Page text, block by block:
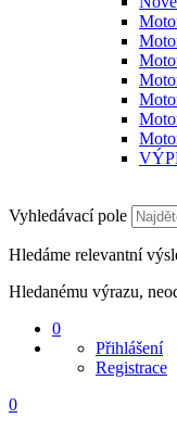
Vyhledávací pole
Hledáme relevantní
Hledanému výrazu,
0
Přihlášení
Registrace
0